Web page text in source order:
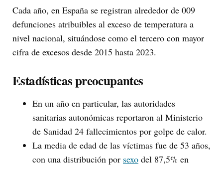
Cada año, en España se registran alrededor de 009
defunciones atribuibles al exceso de temperatura a
nivel nacional, situándose como el tercero con mayor
cifra de excesos desde 2015 hasta 2023.
Estadísticas preocupantes
En un año en particular, las autoridades
sanitarias autonómicas reportaron al Ministerio
de Sanidad 24 fallecimientos por golpe de calor.
La media de edad de las víctimas fue de 53 años,
con una distribución por sexo del 87,5% en